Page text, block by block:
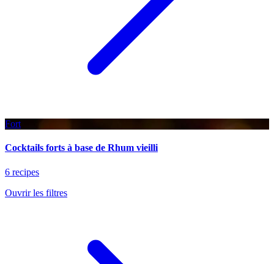
Fort
Cocktails forts à base de Rhum vieilli
6 recipes
Ouvrir les filtres